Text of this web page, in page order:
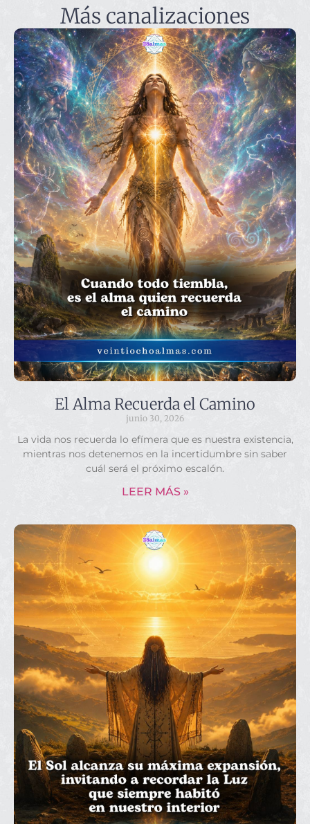
Más canalizaciones
El Alma Recuerda el Camino
junio 30, 2026
La vida nos recuerda lo efímera que es nuestra existencia,
mientras nos detenemos en la incertidumbre sin saber
cuál será el próximo escalón.
LEER MÁS »